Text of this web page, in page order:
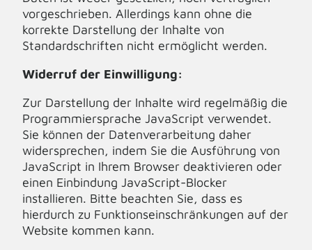
vorgeschrieben. Allerdings kann ohne die
korrekte Darstellung der Inhalte von
Standardschriften nicht ermöglicht werden.
Widerruf der Einwilligung:
Zur Darstellung der Inhalte wird regelmäßig die
Programmiersprache JavaScript verwendet.
Sie können der Datenverarbeitung daher
widersprechen, indem Sie die Ausführung von
JavaScript in Ihrem Browser deaktivieren oder
einen Einbindung JavaScript-Blocker
installieren. Bitte beachten Sie, dass es
hierdurch zu Funktionseinschränkungen auf der
Website kommen kann.